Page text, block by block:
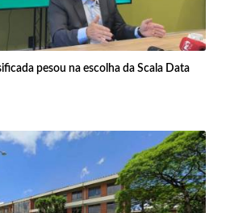
pesou na escolha da Scala Data